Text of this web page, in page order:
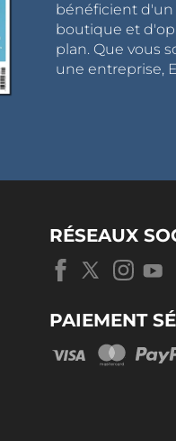
bénéficient d'un
boutique et
plan. Que vous
une entreprise,
RÉSEAUX
PAIEMENT